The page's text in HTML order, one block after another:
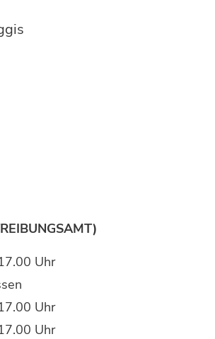
Uhr
Uhr
Uhr